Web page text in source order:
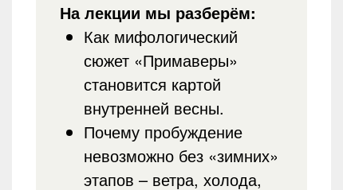
На лекции мы разберём:
Как мифологический
сюжет «Примаверы»
становится картой
внутренней весны.
Почему пробуждение
невозможно без «зимних»
этапов – ветра, холода,